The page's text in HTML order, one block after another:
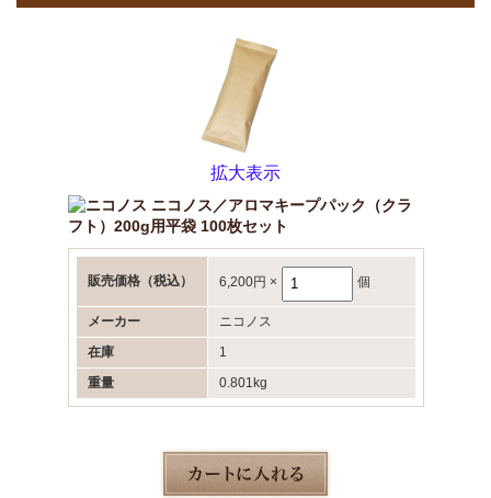
拡大表示
ニコノス／アロマキープパック（クラ
フト）200g用平袋 100枚セット
販売価格（税込） 6,200円 × 個
メーカー
ニコノス
在庫
1
重量
0.801kg